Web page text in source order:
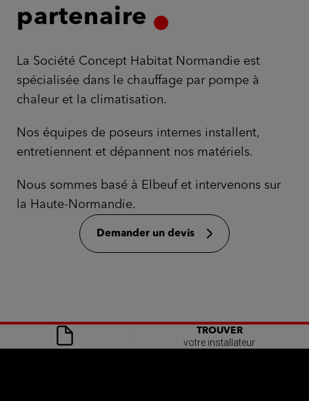
partenaire
La Société Concept Habitat Normandie est
spécialisée dans le chauffage par pompe à
chaleur et la climatisation.
Nos équipes de poseurs internes installent,
entretiennent et dépannent nos matériels.
Nous sommes basé à Elbeuf et intervenons sur
la Haute-Normandie.
Demander un devis
TROUVER
votre installateur